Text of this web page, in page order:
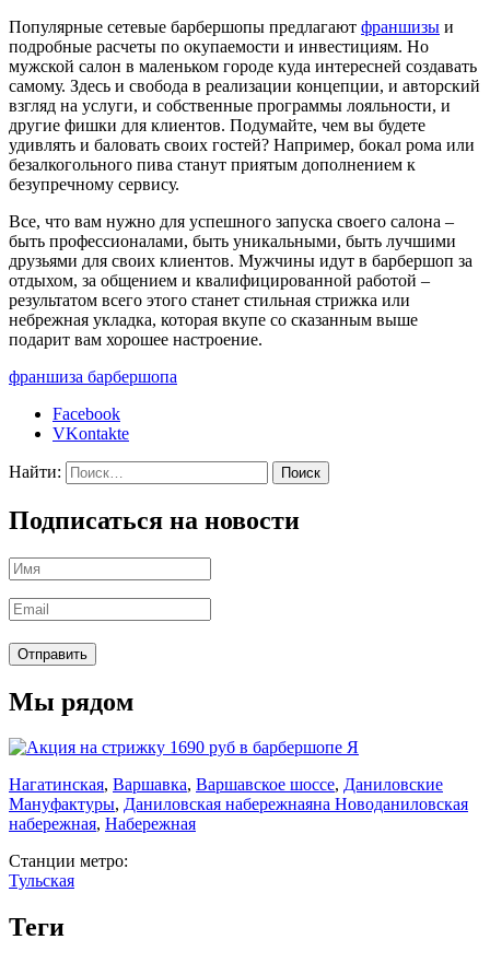
Популярные сетевые барбершопы предлагают франшизы и
подробные расчеты по окупаемости и инвестициям. Но
мужской салон в маленьком городе куда интересней создавать
самому. Здесь и свобода в реализации концепции, и авторский
взгляд на услуги, и собственные программы лояльности, и
другие фишки для клиентов. Подумайте, чем вы будете
удивлять и баловать своих гостей? Например, бокал рома или
безалкогольного пива станут приятым дополнением к
безупречному сервису.
Все, что вам нужно для успешного запуска своего салона –
быть профессионалами, быть уникальными, быть лучшими
друзьями для своих клиентов. Мужчины идут в барбершоп за
отдыхом, за общением и квалифицированной работой –
результатом всего этого станет стильная стрижка или
небрежная укладка, которая вкупе со сказанным выше
подарит вам хорошее настроение.
франшиза барбершопа
Facebook
VKontakte
Найти:
Подписаться на новости
Мы рядом
Нагатинская, Варшавка, Варшавское шоссе, Даниловские
Мануфактуры, Даниловская набережнаяна Новоданиловская
набережная, Набережная
Станции метро:
Тульская
Теги